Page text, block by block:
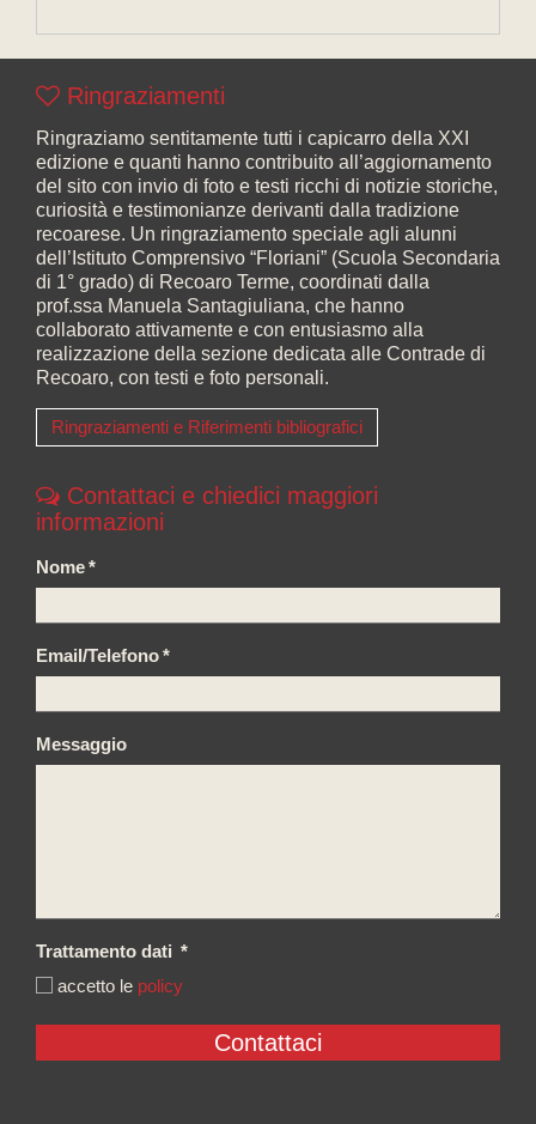
Ringraziamenti
Ringraziamo sentitamente tutti i capicarro della XXI
edizione e quanti hanno contribuito all’aggiornamento
del sito con invio di foto e testi ricchi di notizie storiche,
curiosità e testimonianze derivanti dalla tradizione
recoarese. Un ringraziamento speciale agli alunni
dell’Istituto Comprensivo “Floriani” (Scuola Secondaria
di 1° grado) di Recoaro Terme, coordinati dalla
prof.ssa Manuela Santagiuliana, che hanno
collaborato attivamente e con entusiasmo alla
realizzazione della sezione dedicata alle Contrade di
Recoaro, con testi e foto personali.
Ringraziamenti e Riferimenti bibliografici
Contattaci e chiedici maggiori
informazioni
Nome*
Email/Telefono*
Messaggio
Trattamento dati *
accetto le policy